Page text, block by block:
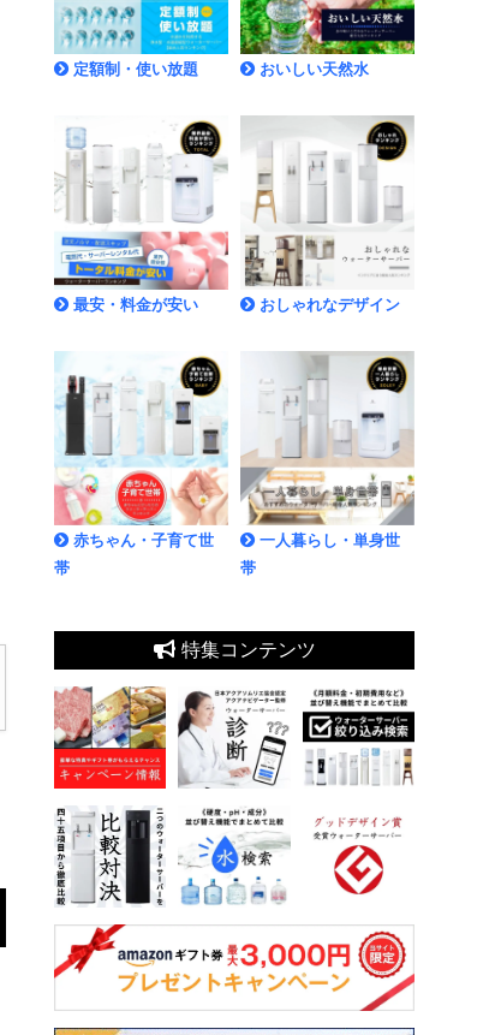
定額制・使い放題 おいしい天然水
最安・料金が安い おしゃれなデザイン
赤ちゃん・子育て世
帯
一人暮らし・単身世
帯
特集コンテンツ